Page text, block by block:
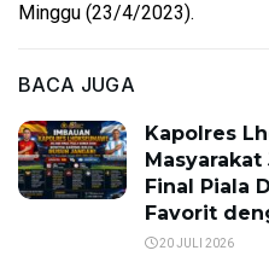
Minggu (23/4/2023).
BACA JUGA
Kapolres
Final Piala
Favorit
20 JULI 2026